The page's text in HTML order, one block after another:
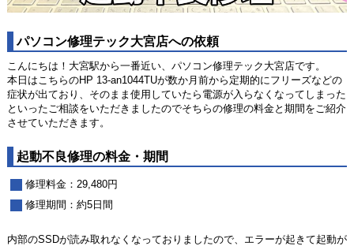
パソコン修理テック大宮店への依頼
こんにちは！大宮駅から一番近い、パソコン修理テック大宮店です。
本日はこちらのHP 13-an1044TUが数か月前から定期的にフリーズなどの
症状が出ており、そのまま使用していたら電源が入らなくなってしまった
といったご相談をいただきましたのでそちらの修理の料金と期間をご紹介
させていただきます。
起動不良修理の料金・期間
修理料金：29,480円
修理期間：約5日間
内部のSSDが読み取れなくなっておりましたので、エラーが起きて起動が